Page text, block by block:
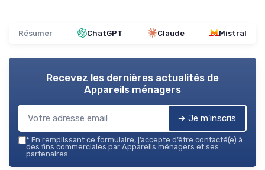
Résumer ChatGPT Claude Mistral
Recevez les dernières actualités de
Appareils ménagers
➔ Je m'inscris
* En remplissant ce formulaire, j’accepte d’être contacté(e) à
des fins commerciales par Appareils ménagers et ses
partenaires.